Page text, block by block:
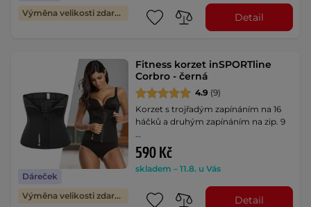
Výměna velikosti zdarma
Detail
Dáreček
Výměna velikosti zdarma
Fitness korzet inSPORTline
Corbro - černá
4.9 (9)
Korzet s trojřadým zapínáním na 16
háčků a druhým zapínáním na zip. 9
…
590 Kč
skladem – 11.8. u Vás
Detail